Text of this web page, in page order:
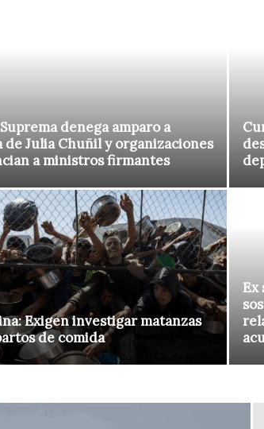
denega amparo a
de Julia Chuñil y organizaciones
a ministros firmantes
Exigen investigar matanzas
de comida
Ex